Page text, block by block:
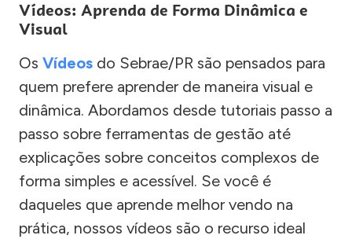
Vídeos: Aprenda de Forma Dinâmica e
Visual
Os Vídeos do Sebrae/PR são pensados para
quem prefere aprender de maneira visual e
dinâmica. Abordamos desde tutoriais passo a
passo sobre ferramentas de gestão até
explicações sobre conceitos complexos de
forma simples e acessível. Se você é
daqueles que aprende melhor vendo na
prática, nossos vídeos são o recurso ideal